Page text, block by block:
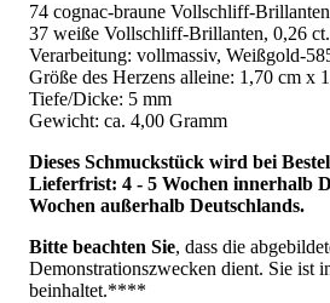
74 cognac-braune Vollschliff-
37 weiße Vollschliff-Brillanten, 0,26
Verarbeitung: vollmassiv, Weißgold-
Größe des Herzens alleine: 1,70 cm x
Tiefe/Dicke: 5 mm
Gewicht: ca. 4,00 Gramm
Dieses Schmuckstück wird bei
Lieferfrist: 4 - 5 Wochen innerhalb
Wochen außerhalb Deutschlands.
Bitte beachten Sie, dass die
Demonstrationszwecken dient. Sie ist
beinhaltet.****